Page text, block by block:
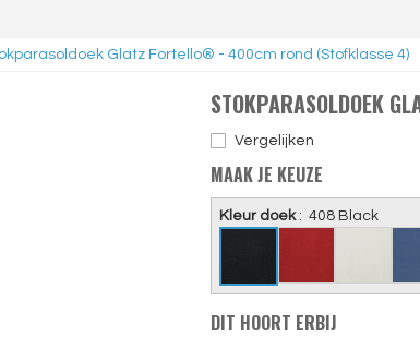
Glatz Fortello® - 400cm rond (Stofklasse 4)
STOKPARASOLDOEK
Vergelijken
MAAK JE KEUZE
Kleur doek: 408 Black
DIT HOORT ERBIJ